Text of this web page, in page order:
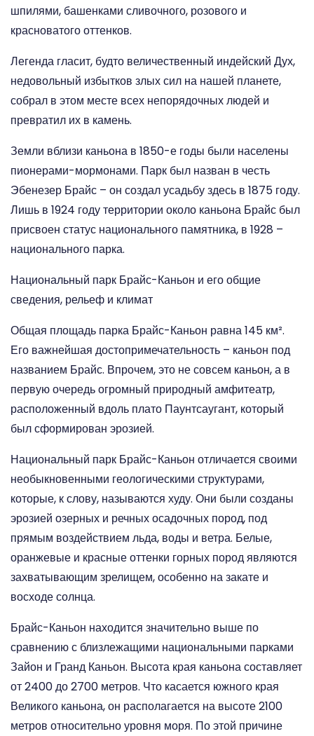
шпилями, башенками сливочного, розового и
красноватого оттенков.
Легенда гласит, будто величественный индейский Дух,
недовольный избытков злых сил на нашей планете,
собрал в этом месте всех непорядочных людей и
превратил их в камень.
Земли вблизи каньона в 1850-е годы были населены
пионерами-мормонами. Парк был назван в честь
Эбенезер Брайс – он создал усадьбу здесь в 1875 году.
Лишь в 1924 году территории около каньона Брайс был
присвоен статус национального памятника, в 1928 –
национального парка.
Национальный парк Брайс-Каньон и его общие
сведения, рельеф и климат
Общая площадь парка Брайс-Каньон равна 145 км².
Его важнейшая достопримечательность – каньон под
названием Брайс. Впрочем, это не совсем каньон, а в
первую очередь огромный природный амфитеатр,
расположенный вдоль плато Паунтсаугант, который
был сформирован эрозией.
Национальный парк Брайс-Каньон отличается своими
необыкновенными геологическими структурами,
которые, к слову, называются худу. Они были созданы
эрозией озерных и речных осадочных пород, под
прямым воздействием льда, воды и ветра. Белые,
оранжевые и красные оттенки горных пород являются
захватывающим зрелищем, особенно на закате и
восходе солнца.
Брайс-Каньон находится значительно выше по
сравнению с близлежащими национальными парками
Зайон и Гранд Каньон. Высота края каньона составляет
от 2400 до 2700 метров. Что касается южного края
Великого каньона, он располагается на высоте 2100
метров относительно уровня моря. По этой причине